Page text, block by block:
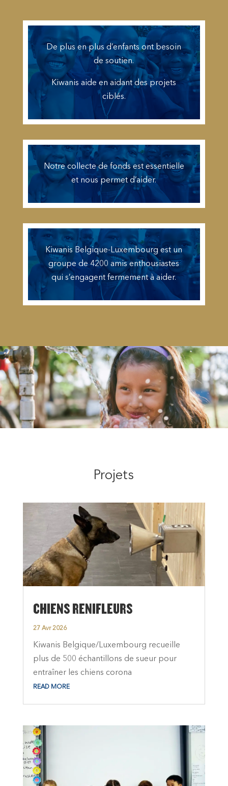
De plus en plus d’enfants ont besoin
de soutien.
Kiwanis aide en aidant des projets
ciblés.
Notre collecte de fonds est essentielle
et nous permet d’aider.
Kiwanis Belgique-Luxembourg est un
groupe de 4200 amis enthousiastes
qui s’engagent fermement à aider.
Projets
CHIENS RENIFLEURS
27 Avr 2026
Kiwanis Belgique/Luxembourg recueille
plus de 500 échantillons de sueur pour
entraîner les chiens corona
READ MORE